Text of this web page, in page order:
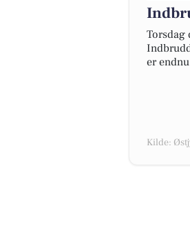
Torsdag
er
Kilde: